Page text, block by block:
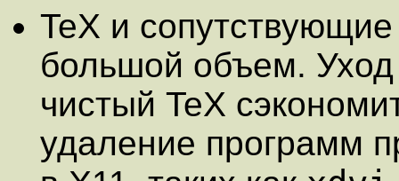
TeX и
большой объем. Уход
чистый TeX
удаление программ